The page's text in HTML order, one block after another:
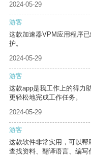
2024-05-29
游客
这款加速器VPM应用程序
护。
2024-05-29
游客
这款app是我工作上的得力
更轻松地完成工作任务。
2024-05-29
游客
这款软件非常实用，可以
查找资料、翻译语言、编写